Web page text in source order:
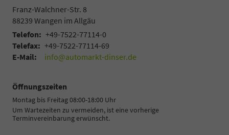
Franz-Walchner-Str. 8
88239 Wangen im Allgäu
Telefon: +49-7522-77114-0
Telefax: +49-7522-77114-69
E-Mail:
info@automarkt-dinser.de
Öffnungszeiten
Montag bis Freitag 08:00-18:00 Uhr
Um Wartezeiten zu vermeiden, ist eine vorherige
Terminvereinbarung erwünscht.